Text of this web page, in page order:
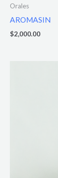
Orales
AROMASIN
$2,000.00